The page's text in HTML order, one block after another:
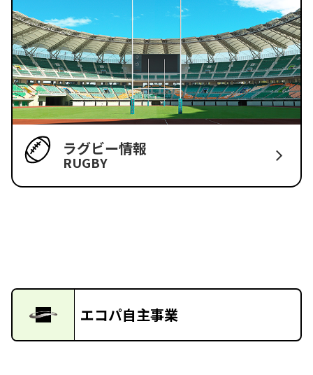
ラグビー情報
RUGBY
エコパ自主事業